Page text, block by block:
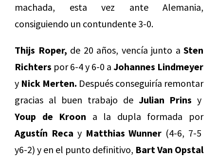
machada, esta vez ante Alemania,
consiguiendo un contundente 3-0.
Thijs Roper, de 20 años, vencía junto a Sten
Richters por 6-4 y 6-0 a Johannes Lindmeyer
y Nick Merten. Después conseguiría remontar
gracias al buen trabajo de Julian Prins y
Youp de Kroon a la dupla formada por
Agustín Reca y Matthias Wunner (4-6, 7-5
y6-2) y en el punto definitivo, Bart Van Opstal